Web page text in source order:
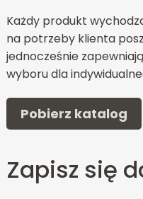
Każdy produkt
na potrzeby klienta
jednocześnie
wyboru dla
Pobierz katalog
Zapisz się